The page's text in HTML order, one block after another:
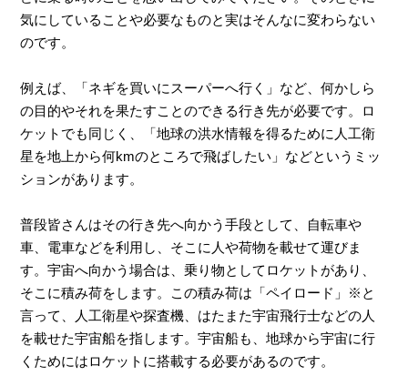
気にしていることや必要なものと実はそんなに変わらない
のです。
例えば、「ネギを買いにスーパーへ行く」など、何かしら
の目的やそれを果たすことのできる行き先が必要です。ロ
ケットでも同じく、「地球の洪水情報を得るために人工衛
星を地上から何kmのところで飛ばしたい」などというミッ
ションがあります。
普段皆さんはその行き先へ向かう手段として、自転車や
車、電車などを利用し、そこに人や荷物を載せて運びま
す。宇宙へ向かう場合は、乗り物としてロケットがあり、
そこに積み荷をします。この積み荷は「ペイロード」 ※ と
言って、人工衛星や探査機、はたまた宇宙飛行士などの人
を載せた宇宙船を指します。宇宙船も、地球から宇宙に行
くためにはロケットに搭載する必要があるのです。